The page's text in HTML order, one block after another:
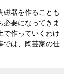
磁器を作ることも
必要になってきま
で作っていくわけ
では、陶芸家の仕